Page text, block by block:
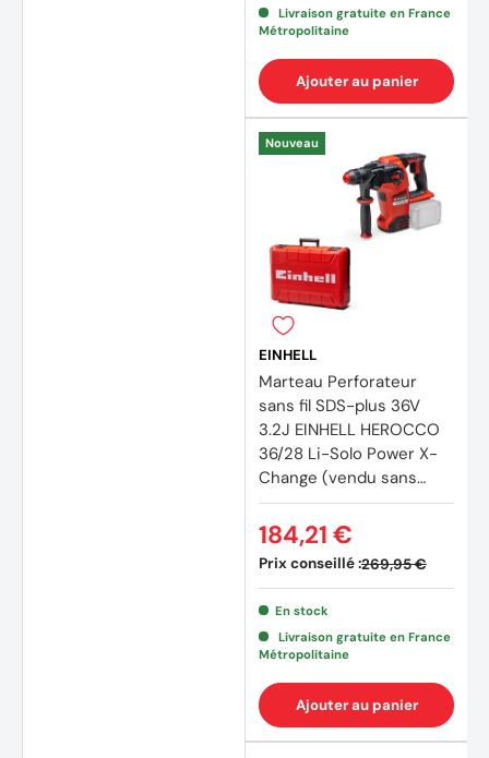
Livraison gratuite en France
Métropolitaine
Ajouter au panier
Nouveau
EINHELL
Marteau Perforateur
sans fil SDS-plus 36V
3.2J EINHELL HEROCCO
36/28 Li-Solo Power X-
Change (vendu sans
batterie)
Prix conseillé :269,95 €
184,21 €
En stock
Livraison gratuite en France
Métropolitaine
Ajouter au panier